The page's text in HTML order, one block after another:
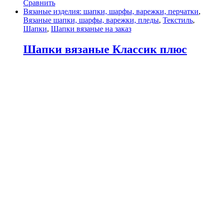
Сравнить
Вязаные изделия: шапки, шарфы, варежки, перчатки,
Вязаные шапки, шарфы, варежки, пледы, Текстиль,
Шапки, Шапки вязаные на заказ
Шапки вязаные Классик плюс